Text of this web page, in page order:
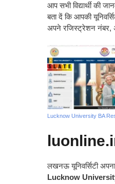
आप सभी विद्यार्थी की
बता दें कि आपकी
अपने रजिस्ट्रेशन नंबर,
Lucknow University BA
लखनऊ यूनिवर्सिटी
Lucknow